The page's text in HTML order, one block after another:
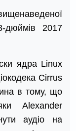
дюймів 2017
ядра Linux
Cirrus
в тому, що
Alexander
аудіо на